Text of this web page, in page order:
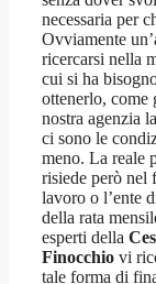
necessaria per
Ovviamente
ricercarsi nella
cui si ha
ottenerlo, come
nostra agenzia
ci sono le
meno. La reale
risiede però nel
lavoro o l’ente
della rata
esperti della
Finocchio vi
tale forma di